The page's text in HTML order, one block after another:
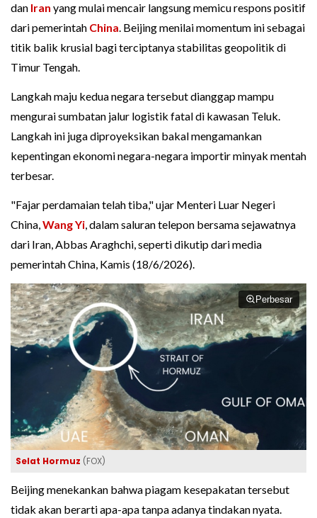
dan Iran yang mulai mencair langsung memicu respons positif
dari pemerintah China. Beijing menilai momentum ini sebagai
titik balik krusial bagi terciptanya stabilitas geopolitik di
Timur Tengah.
Langkah maju kedua negara tersebut dianggap mampu
mengurai sumbatan jalur logistik fatal di kawasan Teluk.
Langkah ini juga diproyeksikan bakal mengamankan
kepentingan ekonomi negara-negara importir minyak mentah
terbesar.
"Fajar perdamaian telah tiba," ujar Menteri Luar Negeri
China,Wang Yi, dalam saluran telepon bersama sejawatnya
dari Iran, Abbas Araghchi, seperti dikutip dari media
pemerintah China, Kamis (18/6/2026).
Perbesar
Selat Hormuz (FOX)
Beijing menekankan bahwa piagam kesepakatan tersebut
tidak akan berarti apa-apa tanpa adanya tindakan nyata.